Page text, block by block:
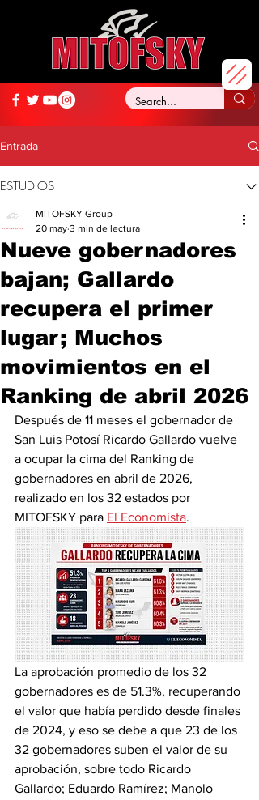
Entrada
ESTUDIOS
Nueve gobernadores
bajan; Gallardo
recupera el primer
lugar; Muchos
movimientos en el
Ranking de abril 2026
MITOFSKY Group
20 may 3 min de lectura
Después de 11 meses el gobernador de
San Luis Potosí Ricardo Gallardo vuelve
a ocupar la cima del Ranking de
gobernadores en abril de 2026,
realizado en los 32 estados por
MITOFSKY para El Economista.
La aprobación promedio de los 32
gobernadores es de 51.3%, recuperando
el valor que había perdido desde finales
de 2024, y eso se debe a que 23 de los
32 gobernadores suben el valor de su
aprobación, sobre todo Ricardo
Gallardo; Eduardo Ramírez; Manolo